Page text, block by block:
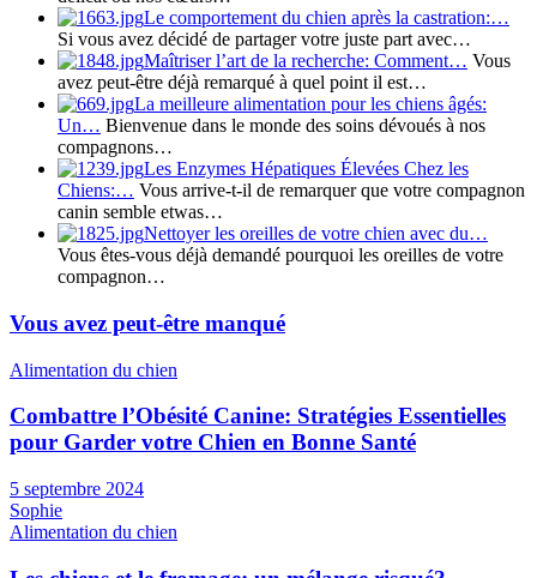
Le comportement du chien après la castration:…
Si vous avez décidé de partager votre juste part avec…
Maîtriser l’art de la recherche: Comment… Vous
avez peut-être déjà remarqué à quel point il est…
La meilleure alimentation pour les chiens âgés:
Un… Bienvenue dans le monde des soins dévoués à nos
compagnons…
Les Enzymes Hépatiques Élevées Chez les
Chiens:… Vous arrive-t-il de remarquer que votre compagnon
canin semble etwas…
Nettoyer les oreilles de votre chien avec du…
Vous êtes-vous déjà demandé pourquoi les oreilles de votre
compagnon…
Vous avez peut-être manqué
Alimentation du chien
Combattre l’Obésité Canine: Stratégies Essentielles
pour Garder votre Chien en Bonne Santé
5 septembre 2024
Sophie
Alimentation du chien